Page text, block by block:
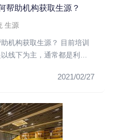
帮助机构获取生源？
生源
机构获取生源？ 目前培训
线下为主，通常都是利用
2021/02/27